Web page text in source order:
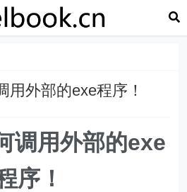
用外部的exe程序！
调用外部的exe
序！